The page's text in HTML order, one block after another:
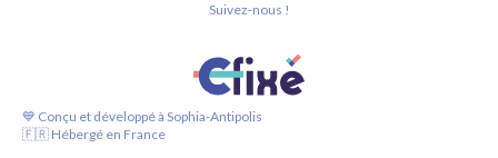
💙 Conçu et développé à Sophia-Antipolis
🇫🇷 Hébergé en France
Suivez-nous !